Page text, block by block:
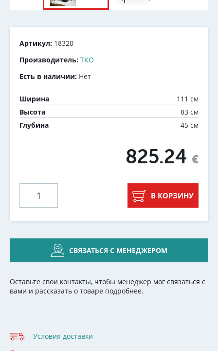
Артикул: 18320
Производитель: TKO
Есть в наличии: Нет
Ширина
111 см
Высота
83 см
Глубина
45 см
825.24 €
В КОРЗИНУ
СВЯЗАТЬСЯ С МЕНЕДЖЕРОМ
Оставьте свои контакты, чтобы менеджер мог связаться с
вами и рассказать о товаре подробнее.
Условия доставки